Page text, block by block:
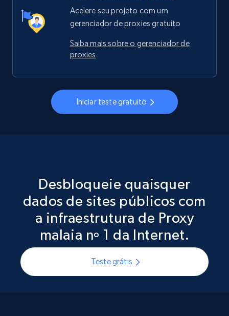
Acelere seu projeto com um
gerenciador de proxies gratuito
Saiba mais sobre o gerenciador de
proxies
Iniciar teste gratuito
Desbloqueie quaisquer
dados de sites públicos com
a infraestrutura de Proxy
malaia nº 1 da Internet.
Teste grátis